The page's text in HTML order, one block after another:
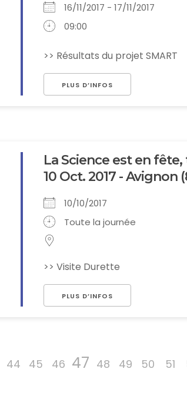
16/11/2017 - 17/11/2017
09:00
>> Résultats du projet SMART
PLUS D’INFOS
La Science est en
10 Oct. 2017 - Avignon
10/10/2017
Toute la journée
>> Visite Durette
PLUS D’INFOS
44 45 46 47 48 49 50 51